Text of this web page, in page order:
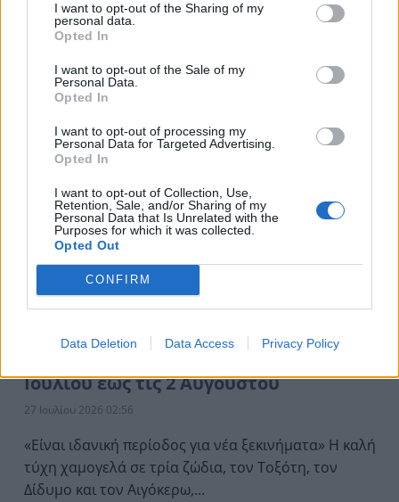
I want to opt-out of the Sharing of my
personal data.
Opted In
I want to opt-out of the Sale of my
Personal Data.
Opted In
I want to opt-out of processing my
Personal Data for Targeted Advertising.
Opted In
I want to opt-out of Collection, Use,
Retention, Sale, and/or Sharing of my
Personal Data that Is Unrelated with the
Purposes for which it was collected.
Opted Out
CONFIRM
Data Deletion Data Access Privacy Policy
Διαβάστε περισσότερα
Η τύχη χαμογελά σε 3 ζώδια από τις 27
Ιουλίου έως τις 2 Αυγούστου
27 Ιουλίου 2026 02:56
«Είναι ιδανική περίοδος για νέα ξεκινήματα» Η καλή
τύχη χαμογελά σε τρία ζώδια, τον Τοξότη, τον
Δίδυμο και τον Αιγόκερω,...